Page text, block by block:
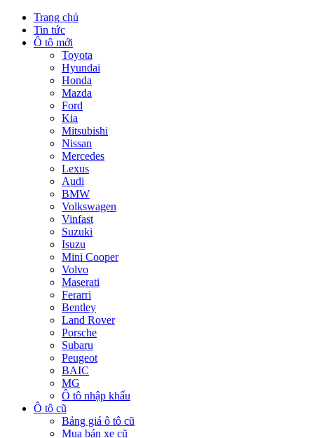
Trang chủ
Tin tức
Ô tô mới
Toyota
Hyundai
Honda
Mazda
Ford
Kia
Mitsubishi
Nissan
Mercedes
Lexus
Audi
BMW
Volkswagen
Vinfast
Suzuki
Isuzu
Mini Cooper
Volvo
Maserati
Ferarri
Bentley
Land Rover
Porsche
Subaru
Peugeot
BAIC
MG
Ô tô nhập khẩu
Ô tô cũ
Bảng giá ô tô cũ
Mua bán xe cũ